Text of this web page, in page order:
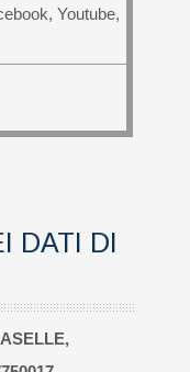
Youtube,
DATI DI